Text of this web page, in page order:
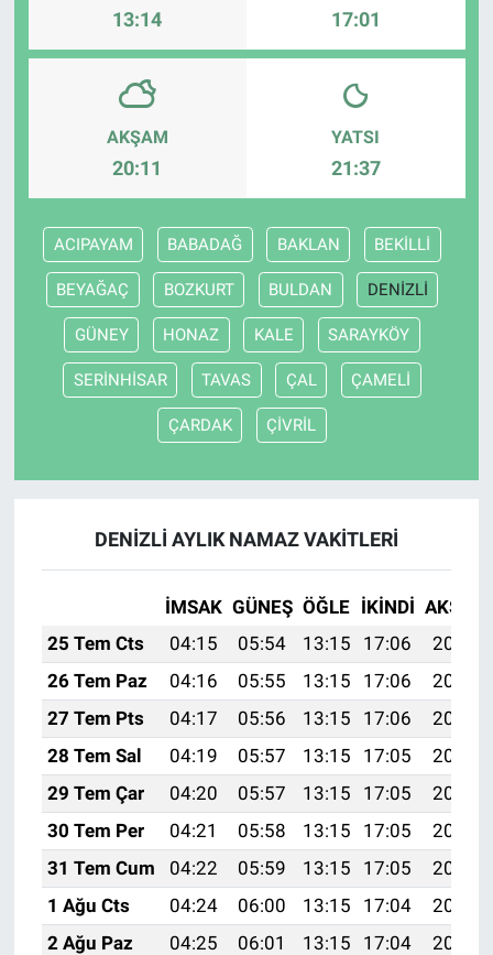
13:14 17:01
AKŞAM
20:11
YATSI
21:37
ACIPAYAM BABADAĞ BAKLAN BEKİLLİ
BEYAĞAÇ BOZKURT BULDAN DENİZLİ
GÜNEY HONAZ KALE SARAYKÖY
SERİNHİSAR TAVAS ÇAL ÇAMELİ
ÇARDAK ÇİVRİL
DENİZLİ AYLIK NAMAZ VAKITLERI
İMSAK GÜNEŞ ÖĞLE İKINDI AKŞAM
25 Tem Cts
04:15 05:54 13:15 17:06
20:26
26 Tem Paz
04:16 05:55 13:15 17:06
20:26
27 Tem Pts
04:17 05:56 13:15 17:06
20:25
28 Tem Sal
04:19 05:57 13:15 17:05
20:24
29 Tem Çar
04:20 05:57 13:15 17:05
20:23
30 Tem Per
04:21 05:58 13:15 17:05
20:22
31 Tem Cum
04:22 05:59 13:15 17:05
20:21
1 Ağu Cts
04:24 06:00 13:15 17:04
20:20
2 Ağu Paz
04:25 06:01 13:15 17:04
20:19